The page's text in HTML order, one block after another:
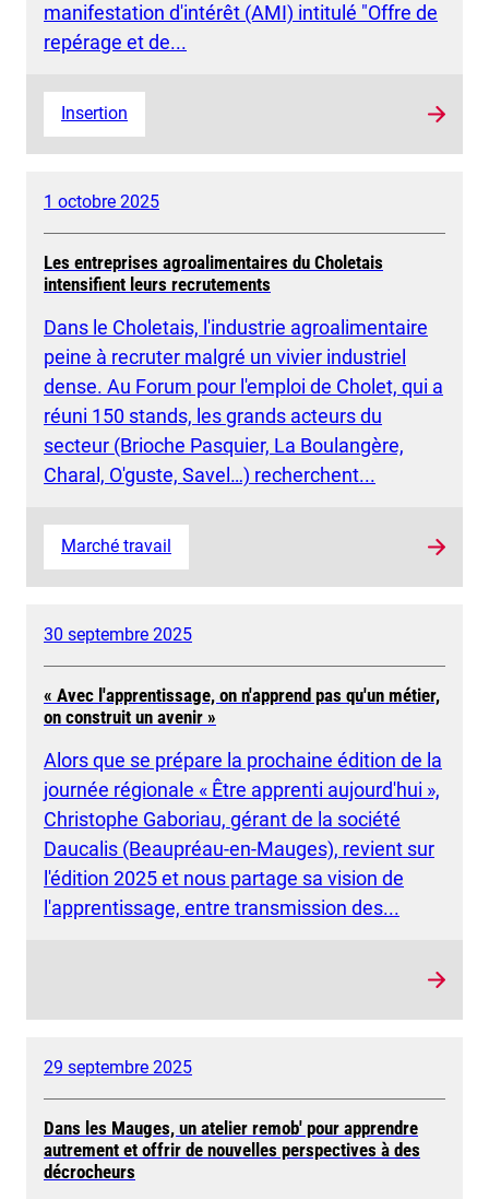
manifestation d'intérêt (AMI) intitulé "Offre de
repérage et de...
Insertion
1 octobre 2025
Les entreprises agroalimentaires du Choletais
intensifient leurs recrutements
Dans le Choletais, l'industrie agroalimentaire
peine à recruter malgré un vivier industriel
dense. Au Forum pour l'emploi de Cholet, qui a
réuni 150 stands, les grands acteurs du
secteur (Brioche Pasquier, La Boulangère,
Charal, O'guste, Savel…) recherchent...
Marché travail
30 septembre 2025
« Avec l'apprentissage, on n'apprend pas qu'un métier,
on construit un avenir »
Alors que se prépare la prochaine édition de la
journée régionale « Être apprenti aujourd'hui »,
Christophe Gaboriau, gérant de la société
Daucalis (Beaupréau-en-Mauges), revient sur
l'édition 2025 et nous partage sa vision de
l'apprentissage, entre transmission des...
29 septembre 2025
Dans les Mauges, un atelier remob' pour apprendre
autrement et offrir de nouvelles perspectives à des
décrocheurs